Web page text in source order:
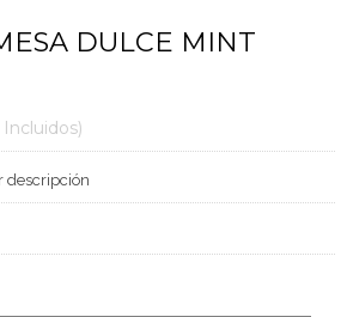
DULCE MINT
descripción